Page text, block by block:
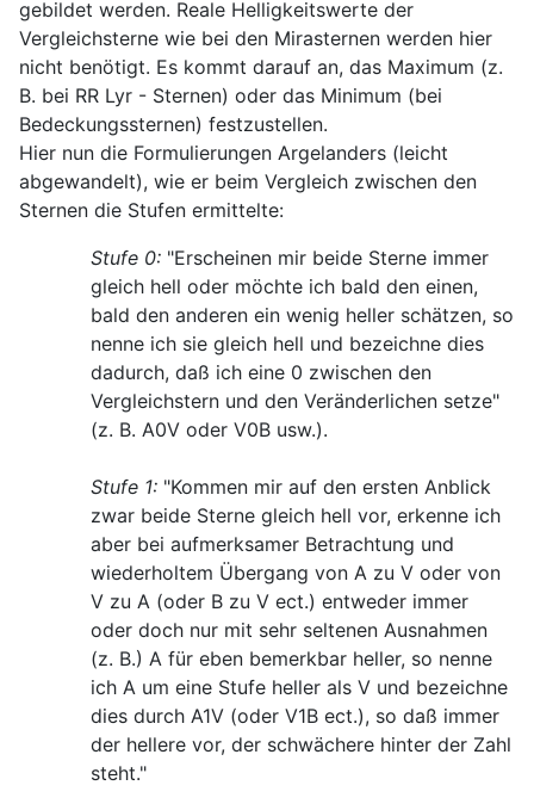
gebildet werden. Reale Helligkeitswerte der
Vergleichsterne wie bei den Mirasternen werden hier
nicht benötigt. Es kommt darauf an, das Maximum (z.
B. bei RR Lyr - Sternen) oder das Minimum (bei
Bedeckungssternen) festzustellen.
Hier nun die Formulierungen Argelanders (leicht
abgewandelt), wie er beim Vergleich zwischen den
Sternen die Stufen ermittelte:
Stufe 0: "Erscheinen mir beide Sterne immer
gleich hell oder möchte ich bald den einen,
bald den anderen ein wenig heller schätzen, so
nenne ich sie gleich hell und bezeichne dies
dadurch, daß ich eine 0 zwischen den
Vergleichstern und den Veränderlichen setze"
(z. B. A0V oder V0B usw.).
Stufe 1: "Kommen mir auf den ersten Anblick
zwar beide Sterne gleich hell vor, erkenne ich
aber bei aufmerksamer Betrachtung und
wiederholtem Übergang von A zu V oder von
V zu A (oder B zu V ect.) entweder immer
oder doch nur mit sehr seltenen Ausnahmen
(z. B.) A für eben bemerkbar heller, so nenne
ich A um eine Stufe heller als V und bezeichne
dies durch A1V (oder V1B ect.), so daß immer
der hellere vor, der schwächere hinter der Zahl
steht."